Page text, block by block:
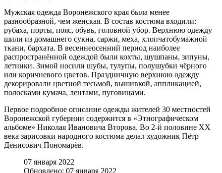
Мужская одежда Воронежского края была менее
разнообразной, чем женская. В состав костюма входили:
рубаха, порты, пояс, обувь, головной убор. Верхнюю одежду
шили из домашнего сукна, саржи, меха, хлопчатобумажной
ткани, бархата. В весеннеосенний период наиболее
распространённой одеждой были кохты, шушпаны, зипуны,
летники. Зимой носили шубы, тулупы, полушубки чёрного
или коричневого цветов. Праздничную верхнюю одежду
декорировали цветной тесьмой, вышивкой, аппликацией,
полосками кумача, лентами, пуговицами.
Первое подробное описание одежды жителей 30 местностей
Воронежской губернии содержится в «Этнографическом
альбоме» Николая Ивановича Второва. Во 2-й половине XX
века зарисовки народного костюма делал художник Пётр
Денисович Пономарёв.
07 января 2022
Обновлено: 07 января 2022